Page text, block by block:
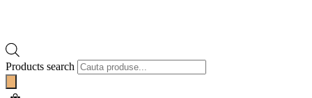
Products search